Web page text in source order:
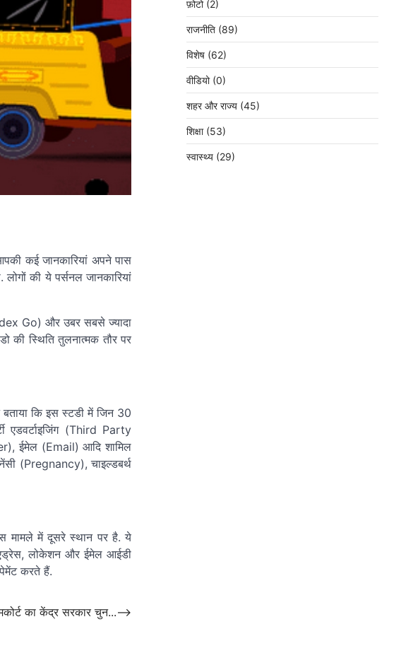
कई जानकारियां अपने पास
की ये पर्सनल जानकारियां
Go) और उबर सबसे ज्यादा
की स्थिति तुलनात्मक तौर पर
कि इस स्टडी में जिन 30
एडवर्टाइजिंग (Third Party
ईमेल (Email) आदि शामिल
(Pregnancy), चाइल्डबर्थ
मामले में दूसरे स्थान पर है. ये
लोकेशन और ईमेल आईडी
करते हैं.
का केंद्र सरकार चुन...⟶
फ़ोटो (2)
राजनीति (89)
विशेष (62)
वीडियो (0)
शहर और राज्य (45)
शिक्षा (53)
स्वास्थ्य (29)